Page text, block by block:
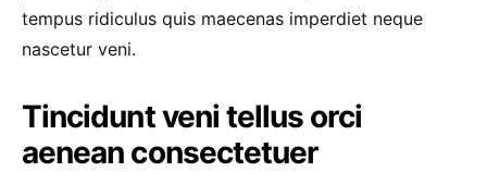
tempus ridiculus quis maecenas imperdiet neque
nascetur veni.
Tincidunt veni tellus orci
aenean consectetuer